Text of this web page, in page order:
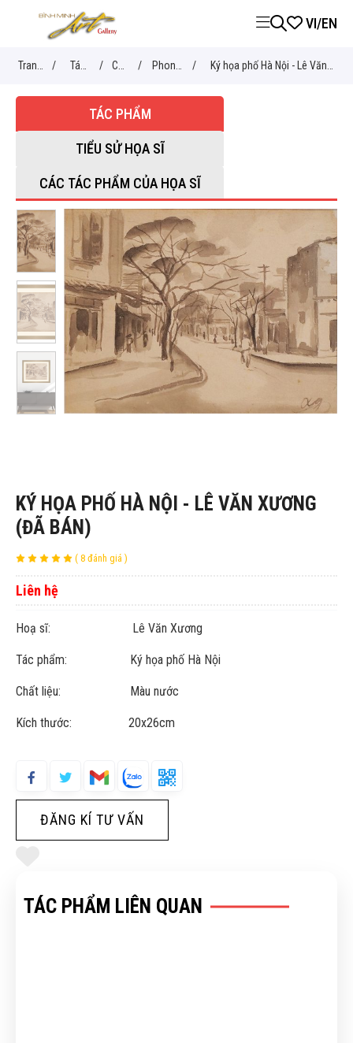
VI/EN
Trang
chủ
/ Tác
phẩm
/ Chủ
đề
/ Phong
cảnh
/ Ký họa phố Hà Nội - Lê Văn
TÁC PHẨM
TIỂU SỬ HỌA SĨ
CÁC TÁC PHẨM CỦA HỌA SĨ
KÝ HỌA PHỐ HÀ NỘI - LÊ VĂN XƯƠNG
(ĐÃ BÁN)
( 8 đánh giá )
Liên hệ
Hoạ sĩ: Lê Văn Xương
Tác phẩm: Ký họa phố Hà Nội
Chất liệu: Màu nước
Kích thước: 20x26cm
ĐĂNG KÍ TƯ VẤN
TÁC PHẨM LIÊN QUAN